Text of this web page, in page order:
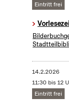
Eintritt frei
14.2.2026
11:30 bis 12
Eintritt frei